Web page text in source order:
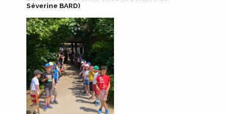
Séverine BARD)